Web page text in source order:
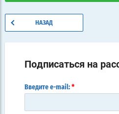
НАЗАД
Подписаться на
Введите e-mail: *